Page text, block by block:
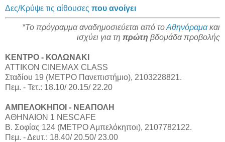
Δες/Κρύψε τις αίθουσες που ανοίγει
*Το πρόγραμμα αναδημοσιεύεται από τοΑθηνόραμακαι
ισχύει για τη πρώτη βδομάδα προβολής
ΚΕΝΤΡΟ - ΚΟΛΩΝΑΚΙ
ΑΤΤΙΚΟΝ CINEMAX CLASS
Σταδίου 19 (ΜΕΤΡΟ Πανεπιστήμιο), 2103228821.
Πεμ. - Τετ.: 18.10/ 20.15/ 22.20
ΑΜΠΕΛΟΚΗΠΟΙ - ΝΕΑΠΟΛΗ
ΑΘΗΝΑΙΟΝ 1 NESCAFE
Β. Σοφίας 124 (ΜΕΤΡΟ Αμπελόκηποι), 2107782122.
Πεμ. - Δευτ.: 18.40/ 20.50/ 23.00